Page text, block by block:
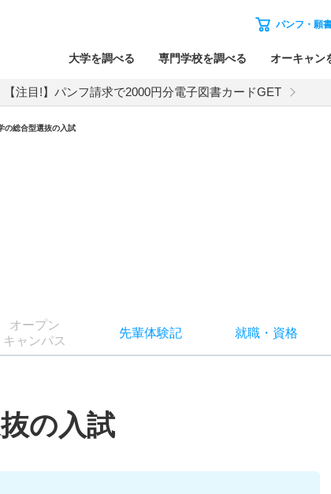
パンフ・願
大学を調べる 専門学校を調べる オーキャン
【注目!】パンフ請求で2000円分電子図書カードGET
の総合型選抜の入試
オープン
キャンパス
先輩体験記 就職・ 資格
の入試